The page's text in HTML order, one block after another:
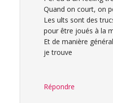
Quand on court, on
Les ults sont des
pour être joués à la
Et de manière
je trouve
Répondre